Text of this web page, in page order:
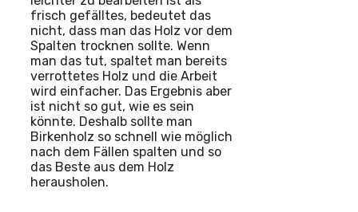
frisch gefälltes, bedeutet das
nicht, dass man das Holz vor dem
Spalten trocknen sollte. Wenn
man das tut, spaltet man bereits
verrottetes Holz und die Arbeit
wird einfacher. Das Ergebnis aber
ist nicht so gut, wie es sein
könnte. Deshalb sollte man
Birkenholz so schnell wie möglich
nach dem Fällen spalten und so
das Beste aus dem Holz
herausholen.